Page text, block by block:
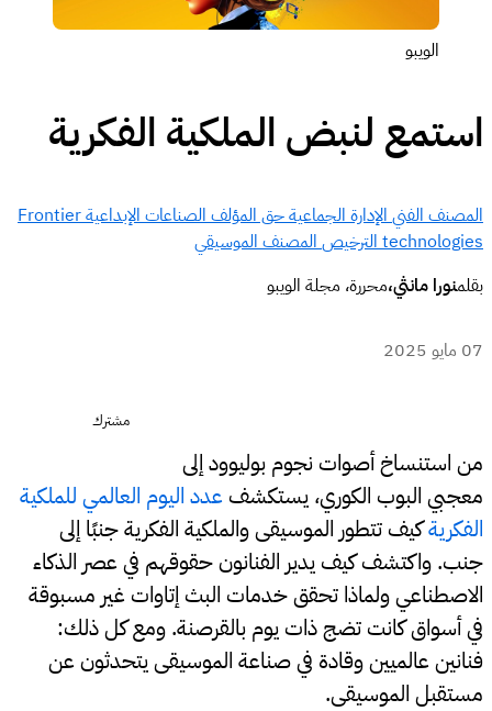
الويبو
استمع لنبض الملكية الفكرية
المصنف الفني الإدارة الجماعيةحق المؤلفالصناعات الإبداعيةFrontier
technologiesالترخيص المصنف الموسيقي
بقلمنورا مانثي،محررة، مجلة الويبو
07 مايو 2025
مشترك
من استنساخ أصوات نجوم بوليوود إلى
معجبي البوب الكوري، يستكشفعدد اليوم العالمي للملكية
الفكريةكيف تتطور الموسيقى والملكية الفكرية جنبًا إلى
جنب. واكتشف كيف يدير الفنانون حقوقهم في عصر الذكاء
الاصطناعي ولماذا تحقق خدمات البث إتاوات غير مسبوقة
في أسواق كانت تضج ذات يوم بالقرصنة. ومع كل ذلك:
فنانين عالميين وقادة في صناعة الموسيقى يتحدثون عن
مستقبل الموسيقى.